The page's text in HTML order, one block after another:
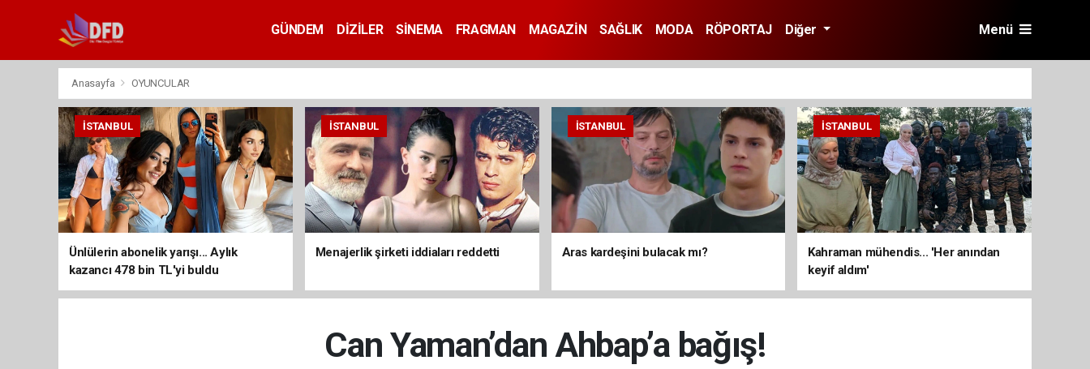
GÜNDEM DİZİLER SİNEMA FRAGMAN MAGAZİN SAĞLIK MODA RÖPORTAJ Diğer Menü
Anasayfa OYUNCULAR
İSTANBUL
Ünlülerin abonelik yarışı... Aylık
kazancı 478 bin TL'yi buldu
İSTANBUL
Menajerlik şirketi iddiaları reddetti
İSTANBUL
Aras kardeşini bulacak mı?
İSTANBUL
Kahraman mühendis... 'Her anından
keyif aldım'
Can Yaman’dan Ahbap’a bağış!